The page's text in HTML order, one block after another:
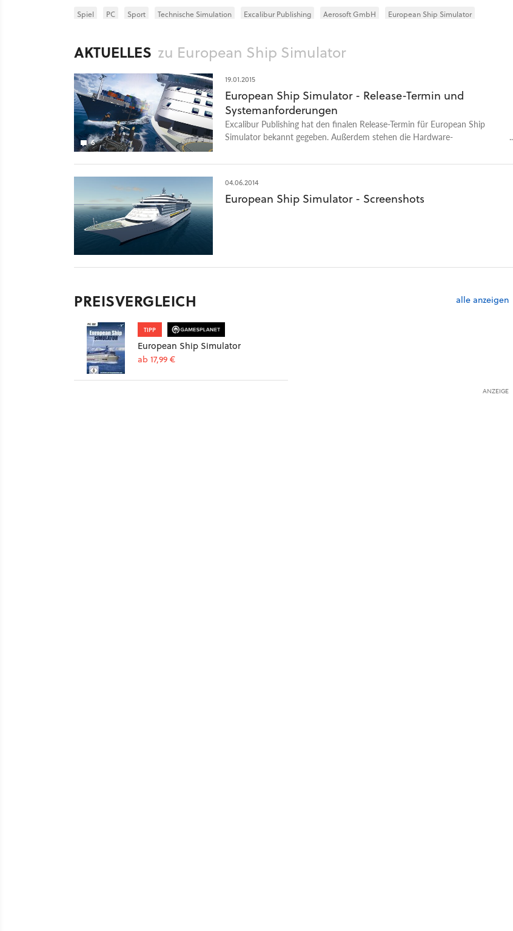
Spiel PC Sport Technische Simulation Excalibur Publishing Aerosoft GmbH
European Ship Simulator
AKTUELLES zu European Ship Simulator
6
19.01.2015
European Ship Simulator - Release-Termin und
Systemanforderungen
Excalibur Publishing hat den finalen Release-Termin für European Ship
Simulator bekannt gegeben. Außerdem stehen die Hardware-
04.06.2014
European Ship Simulator - Screenshots
PREISVERGLEICH alle anzeigen
TIPP
European Ship Simulator
ab 17,99 €
ANZEIGE